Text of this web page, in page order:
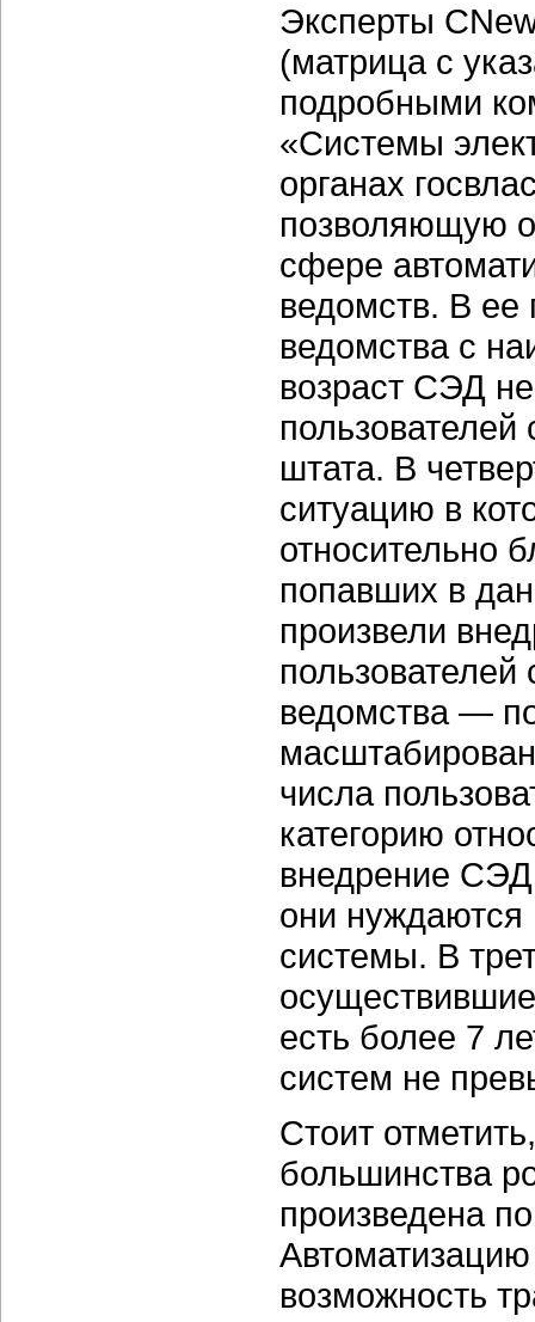
Эксперты
(матрица с
подробными
«Системы
органах
позволяющую
сфере
ведомств. В ее
ведомства с
возраст СЭД
штата. В
ситуацию в
относительно
попавших в
произвели
ведомства —
числа
категорию
внедрение СЭД
они
системы. В
есть более 7
систем не
Стоит
большинства
произведена
возможность